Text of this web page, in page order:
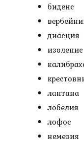
биденс
диасция
изолепис
лантана
лобелия
лофос
немезия